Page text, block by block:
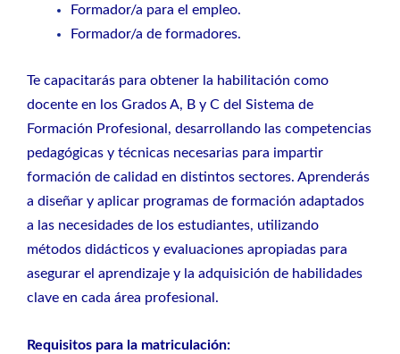
Formador/a para el empleo.
Formador/a de formadores.
Te capacitarás para obtener la habilitación como
docente en los Grados A, B y C del Sistema de
Formación Profesional, desarrollando las competencias
pedagógicas y técnicas necesarias para impartir
formación de calidad en distintos sectores. Aprenderás
a diseñar y aplicar programas de formación adaptados
a las necesidades de los estudiantes, utilizando
métodos didácticos y evaluaciones apropiadas para
asegurar el aprendizaje y la adquisición de habilidades
clave en cada área profesional.
Requisitos para la matriculación: